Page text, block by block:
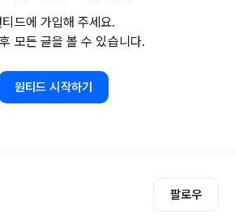
티드에 가입해 주세요.
모든 글을 볼 수 있습니다.
원티드 시작하기
팔로우